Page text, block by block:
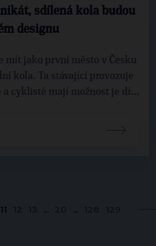
sdílená kola budou
designu
mít jako první město v Česku
kola. Ta stávající provozuje
a cyklisté mají možnost je dí...
11 ... ...